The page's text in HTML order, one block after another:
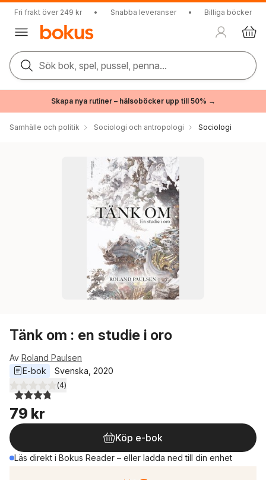
Fri frakt över 249 kr • Snabba leveranser • Billiga böcker
Sök bok, spel, pussel, penna...
Skapa nya rutiner – hälsoböcker upp till 50% →
Samhälle och politik Sociologi och antropologi Sociologi
Tänk om : en studie i oro
Av Roland Paulsen
E-bok
Svenska 2020
3,8utav 5 stjärnor. Totalt antal röster:
(4)
79 kr
Köp e-bok
Läs direkt i Bokus Reader – eller ladda ned till din enhet